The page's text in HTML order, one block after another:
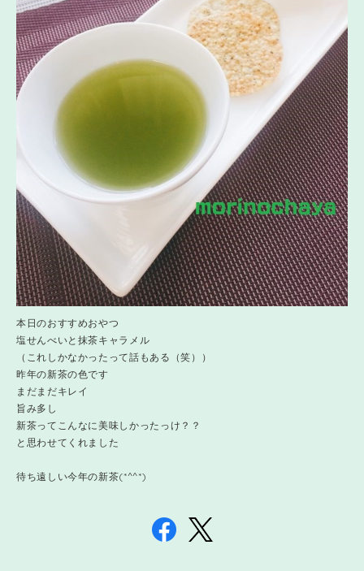
本日のおすすめおやつ
塩せんべいと抹茶キャラメル
（これしかなかったって話もある（笑））
昨年の新茶の色です
まだまだキレイ
旨み多し
新茶ってこんなに美味しかったっけ？？
と思わせてくれました
待ち遠しい今年の新茶(*^^*)